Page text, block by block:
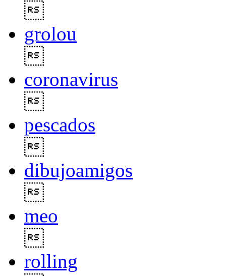
grolou
coronavirus
pescados
dibujoamigos
meo
rolling